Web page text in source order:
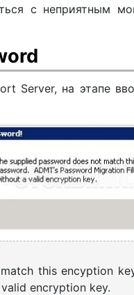
с неприятным
Server, на этапе
this encyption
encryption key.